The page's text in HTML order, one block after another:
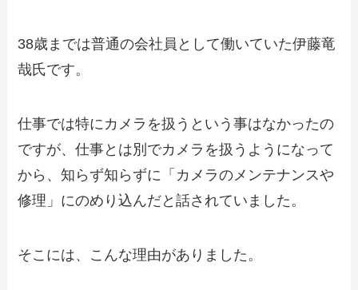
38歳までは普通の会社員として働いていた伊藤竜
哉氏です。
仕事では特にカメラを扱うという事はなかったの
ですが、仕事とは別でカメラを扱うようになって
から、知らず知らずに「カメラのメンテナンスや
修理」にのめり込んだと話されていました。
そこには、こんな理由がありました。